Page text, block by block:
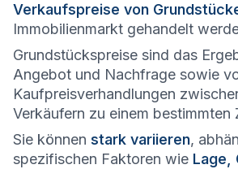
Verkaufspreise von
Immobilienmarkt gehandelt
Grundstückspreise sind das
Angebot und Nachfrage sowie
Kaufpreisverhandlungen
Verkäufern zu einem bestimmten
Sie können stark variieren,
spezifischen Faktoren wie Lage,